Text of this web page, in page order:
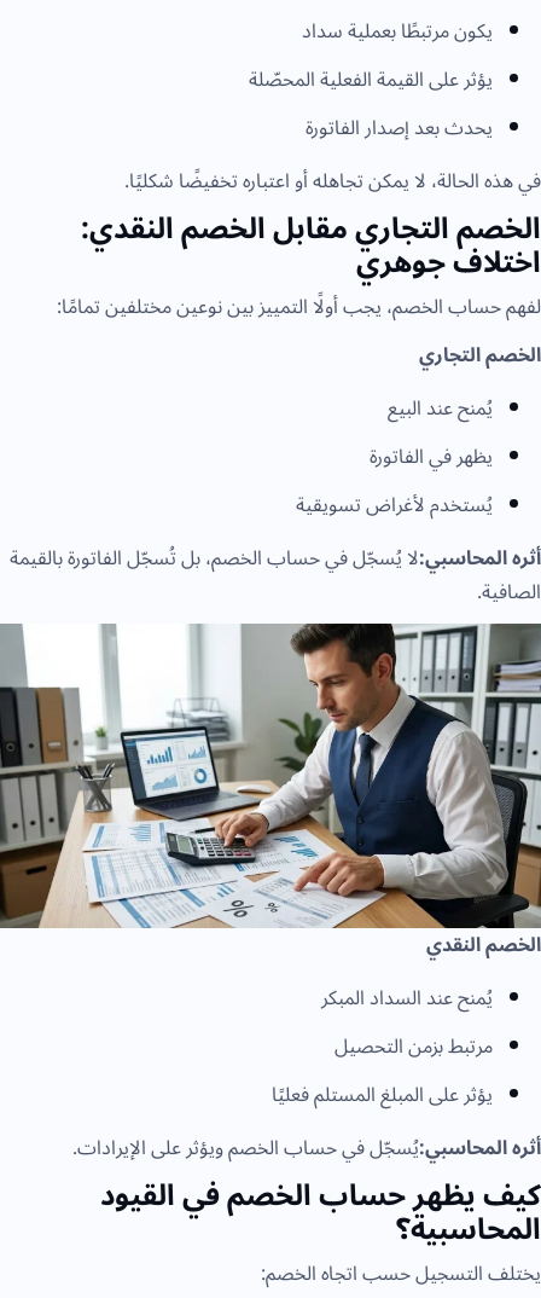
يكون مرتبطًا بعملية سداد
يؤثر على القيمة الفعلية المحصّلة
يحدث بعد إصدار الفاتورة
في هذه الحالة، لا يمكن تجاهله أو اعتباره تخفيضًا شكليًا.
الخصم التجاري مقابل الخصم النقدي:
اختلاف جوهري
لفهم حساب الخصم، يجب أولًا التمييز بين نوعين مختلفين تمامًا:
الخصم التجاري
يُمنح عند البيع
يظهر في الفاتورة
يُستخدم لأغراض تسويقية
أثره المحاسبي:لا يُسجّل في حساب الخصم، بل تُسجّل الفاتورة بالقيمة
الصافية.
الخصم النقدي
يُمنح عند السداد المبكر
مرتبط بزمن التحصيل
يؤثر على المبلغ المستلم فعليًا
أثره المحاسبي:يُسجّل في حساب الخصم ويؤثر على الإيرادات.
كيف يظهر حساب الخصم في القيود
المحاسبية؟
يختلف التسجيل حسب اتجاه الخصم: